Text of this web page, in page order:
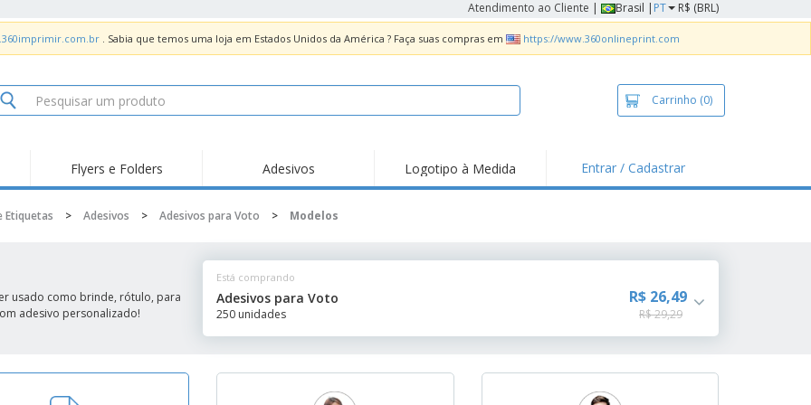
Atendimento ao Cliente | Brasil | PT R$ (BRL)
. Sabia que temos uma loja em Estados Unidos da América ? Faça suas compras em https://www.360onlineprint.com
Carrinho (0)
Tendências
Adesivos Vinil
Expositores
Malas e Mochilas
Sacos
Protetor Facial
Ímã de Geladeira
Placa de Propaganda
Flyers e Folders Adesivos Logotipo à Medida Entrar / Cadastrar
Etiquetas > Adesivos > Adesivos para Voto > Modelos
usado como brinde, rótulo, para
adesivo personalizado!
Está comprando
Adesivos para Voto
250 unidades
R$ 26,49
R$ 29,29